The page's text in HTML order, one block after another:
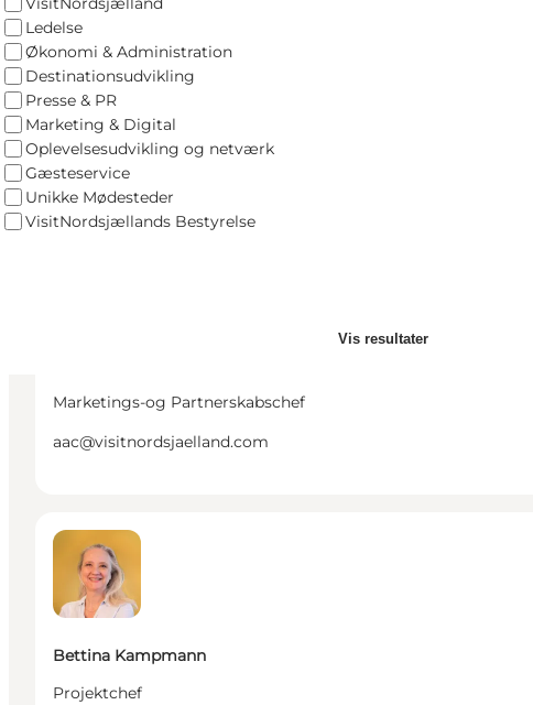
Ledelse
Økonomi & Administration
Destinationsudvikling
Presse & PR
Marketing & Digital
Oplevelsesudvikling og netværk
Gæsteservice
Unikke Mødesteder
VisitNordsjællands Bestyrelse
Vis resultater
Frederikke Krabek Friholm
Direktør
direct
+45 5376 7872
fkf@visitnordsjaelland.com
Allan Askov Christoffersen - Marketings-og
Marketings-og Partnerskabschef
aac@visitnordsjaelland.com
Bettina Kampmann
Projektchef